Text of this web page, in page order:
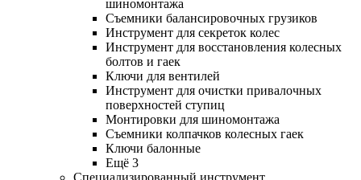
шиномонтажа
Съемники балансировочных грузиков
Инструмент для секреток колес
Инструмент для восстановления колесных
болтов и гаек
Ключи для вентилей
Инструмент для очистки привалочных
поверхностей ступиц
Монтировки для шиномонтажа
Съемники колпачков колесных гаек
Ключи балонные
Ещё 3